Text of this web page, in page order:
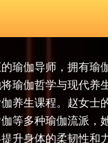
瑜伽导师，拥有瑜
瑜伽哲学与现代养
养生课程。赵女士
等多种瑜伽流派，
升身体的柔韧性和